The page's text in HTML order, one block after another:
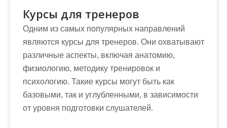
Курсы для тренеров
Одним из самых популярных направлений
являются курсы для тренеров. Они охватывают
различные аспекты, включая анатомию,
физиологию, методику тренировок и
психологию. Такие курсы могут быть как
базовыми, так и углубленными, в зависимости
от уровня подготовки слушателей.